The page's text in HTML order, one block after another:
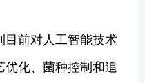
前对人工智能技术
化、菌种控制和追